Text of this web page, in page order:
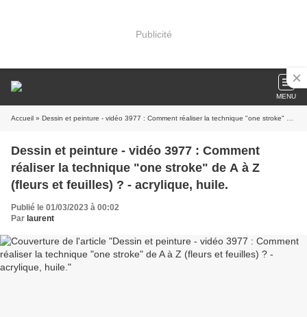
Publicité
MENU
Accueil » Dessin et peinture - vidéo 3977 : Comment réaliser la technique "one stroke" de A à Z (fleurs et feuilles) ? - acrylique, huile.
Dessin et peinture - vidéo 3977 : Comment
réaliser la technique "one stroke" de A à Z
(fleurs et feuilles) ? - acrylique, huile.
Publié le 01/03/2023 à 00:02
Par laurent